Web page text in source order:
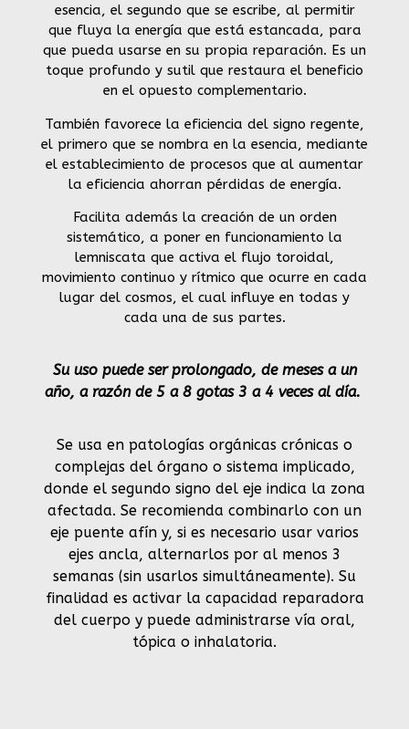
esencia, el segundo que se escribe, al permitir
que fluya la energía que está estancada, para
que pueda usarse en su propia reparación. Es un
toque profundo y sutil que restaura el beneficio
en el opuesto complementario.
También favorece la eficiencia del signo regente,
el primero que se nombra en la esencia, mediante
el establecimiento de procesos que al aumentar
la eficiencia ahorran pérdidas de energía.
Facilita además la creación de un orden
sistemático, a poner en funcionamiento la
lemniscata que activa el flujo toroidal,
movimiento continuo y rítmico que ocurre en cada
lugar del cosmos, el cual influye en todas y
cada una de sus partes.
Su uso puede ser prolongado, de meses a un
año, a razón de 5 a 8 gotas 3 a 4 veces al día.
Se usa en patologías orgánicas crónicas o
complejas del órgano o sistema implicado,
donde el segundo signo del eje indica la zona
afectada. Se recomienda combinarlo con un
eje puente afín y, si es necesario usar varios
ejes ancla, alternarlos por al menos 3
semanas (sin usarlos simultáneamente). Su
finalidad es activar la capacidad reparadora
del cuerpo y puede administrarse vía oral,
tópica o inhalatoria.